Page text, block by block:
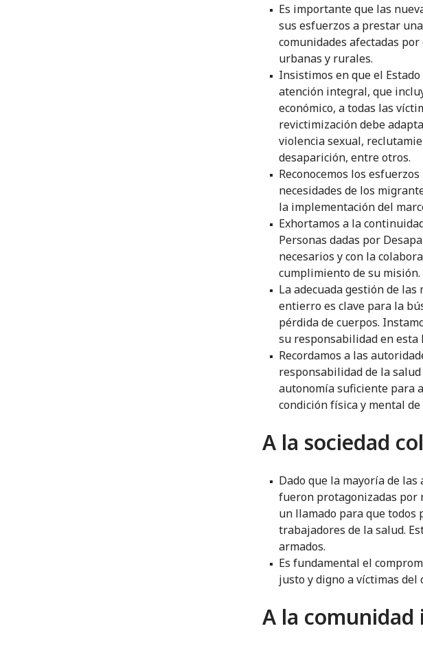
Es importante que las
sus esfuerzos a prestar
comunidades afectadas
urbanas y rurales.
Insistimos en que el
atención integral, que
económico, a todas las
revictimización debe
violencia sexual,
desaparición, entre otros.
Reconocemos los
necesidades de los
la implementación del
Exhortamos a la
Personas dadas por
necesarios y con la
cumplimiento de su misión.
La adecuada gestión de
entierro es clave para la
pérdida de cuerpos.
su responsabilidad en esta
Recordamos a las
responsabilidad de la
autonomía suficiente para
condición física y mental
A la sociedad
Dado que la mayoría de
fueron protagonizadas por
un llamado para que
trabajadores de la salud.
armados.
Es fundamental el
justo y digno a víctimas del
A la